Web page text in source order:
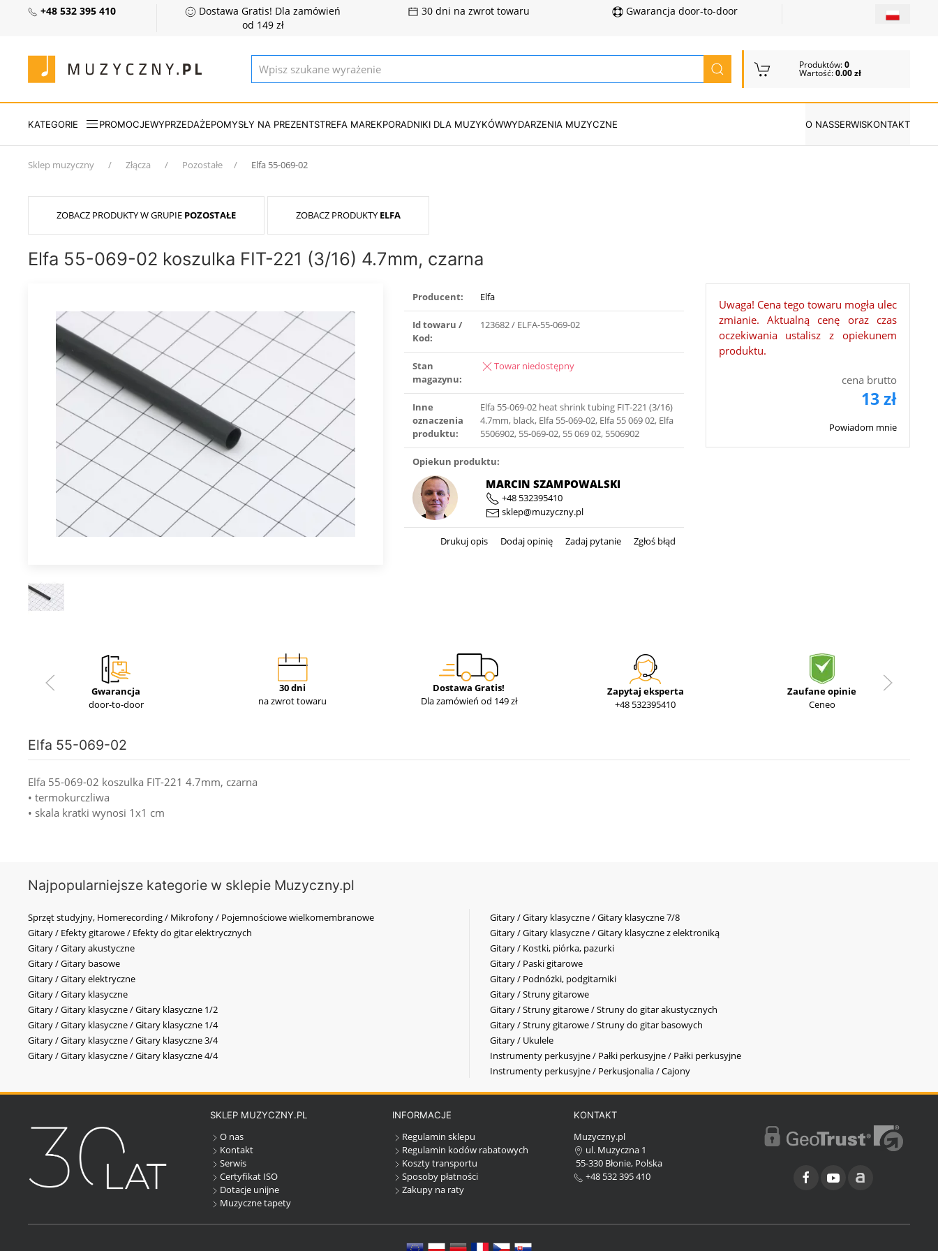
+48 532 395 410
Dostawa Gratis! Dla zamówień
od 149 zł
30 dni na zwrot towaru Gwarancja door-to-door
Produktów:0
Wartość:0.00 zł
KATEGORIE PROMOCJEWYPRZEDAŻEPOMYSŁY NA PREZENTSTREFA MAREKPORADNIKI DLA MUZYKÓWWYDARZENIA MUZYCZNE O NASSERWISKONTAKT
Sklep muzyczny Złącza Pozostałe Elfa 55-069-02
ZOBACZ PRODUKTY W GRUPIE POZOSTAŁE ZOBACZ PRODUKTY ELFA
Elfa 55-069-02 koszulka FIT-221 (3/16) 4.7mm, czarna
Producent: Elfa
Id towaru /
Kod:
123682 / ELFA-55-069-02
Stan
magazynu:
Towar niedostępny
Inne
oznaczenia
produktu:
Elfa 55-069-02 heat shrink tubing FIT-221 (3/16)
4.7mm, black, Elfa 55-069-02, Elfa 55 069 02, Elfa
5506902, 55-069-02, 55 069 02, 5506902
Opiekun produktu:
MARCIN SZAMPOWALSKI
+48 532395410
sklep@muzyczny.pl
Drukuj opis Dodaj opinię Zadaj pytanie Zgłoś błąd
Uwaga! Cena tego towaru mogła ulec
zmianie. Aktualną cenę oraz czas
oczekiwania ustalisz z opiekunem
produktu.
cena brutto
13 zł
Powiadom mnie
Gwarancja
door-to-door
30 dni
na zwrot towaru
Dostawa Gratis!
Dla zamówień od 149 zł
Zapytaj eksperta
+48 532395410
Zaufane opinie
Ceneo
Elfa 55-069-02
Elfa 55-069-02 koszulka FIT-221 4.7mm, czarna
• termokurczliwa
• skala kratki wynosi 1x1 cm
Najpopularniejsze kategorie w sklepie Muzyczny.pl
Sprzęt studyjny, Homerecording / Mikrofony / Pojemnościowe wielkomembranowe
Gitary / Efekty gitarowe / Efekty do gitar elektrycznych
Gitary / Gitary akustyczne
Gitary / Gitary basowe
Gitary / Gitary elektryczne
Gitary / Gitary klasyczne
Gitary / Gitary klasyczne / Gitary klasyczne 1/2
Gitary / Gitary klasyczne / Gitary klasyczne 1/4
Gitary / Gitary klasyczne / Gitary klasyczne 3/4
Gitary / Gitary klasyczne / Gitary klasyczne 4/4
Gitary / Gitary klasyczne / Gitary klasyczne 7/8
Gitary / Gitary klasyczne / Gitary klasyczne z elektroniką
Gitary / Kostki, piórka, pazurki
Gitary / Paski gitarowe
Gitary / Podnóżki, podgitarniki
Gitary / Struny gitarowe
Gitary / Struny gitarowe / Struny do gitar akustycznych
Gitary / Struny gitarowe / Struny do gitar basowych
Gitary / Ukulele
Instrumenty perkusyjne / Pałki perkusyjne / Pałki perkusyjne
Instrumenty perkusyjne / Perkusjonalia / Cajony
SKLEP MUZYCZNY.PL
O nas
Kontakt
Serwis
Certyfikat ISO
Dotacje unijne
Muzyczne tapety
INFORMACJE
Regulamin sklepu
Regulamin kodów rabatowych
Koszty transportu
Sposoby płatności
Zakupy na raty
KONTAKT
Muzyczny.pl
ul. Muzyczna 1
55-330 Błonie, Polska
+48 532 395 410